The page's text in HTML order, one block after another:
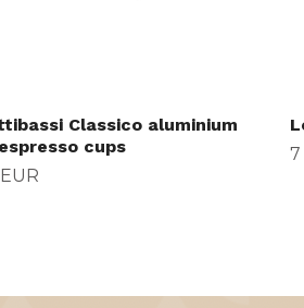
Classico aluminium
cups
7